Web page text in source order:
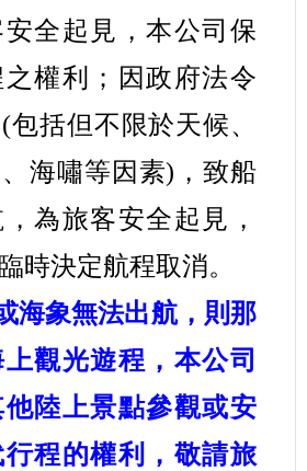
全起見，本公司保
權利；因政府法令
括但不限於天候、
海嘯等因素)，致船
為旅客安全起見，
時決定航程取消。
海象無法出航，則那
觀光遊程，本公司
陸上景點參觀或安
程的權利，敬請旅